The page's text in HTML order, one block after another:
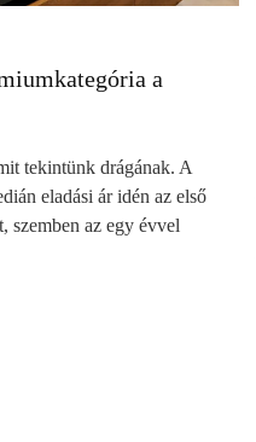
a
tekintünk drágának. A
eladási ár idén az első
az egy évvel